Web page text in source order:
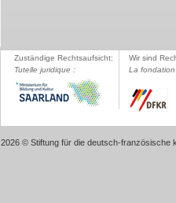
Zuständige Rechtsaufsicht:
Tutelle juridique :
Wir sind
La
2026 © Stiftung für die deutsch-französische